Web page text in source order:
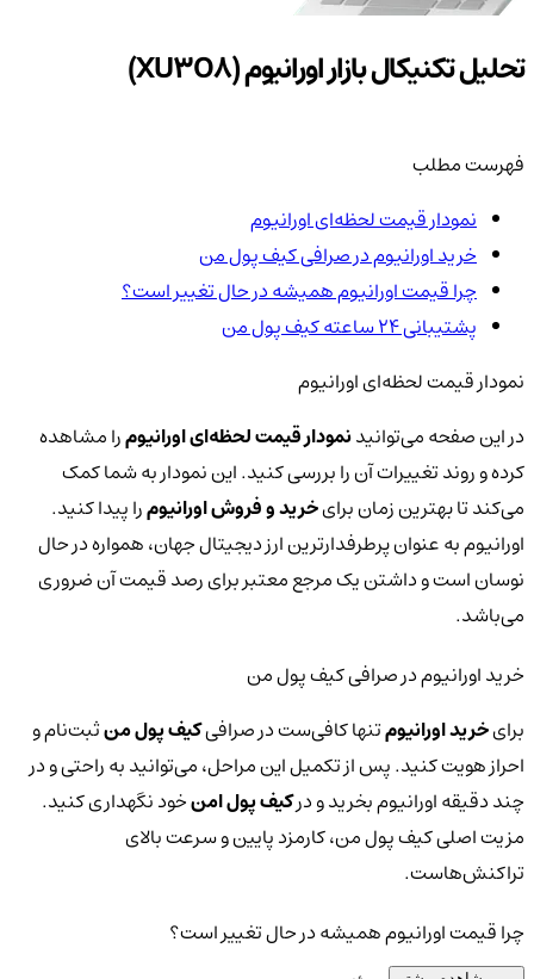
تحلیل تکنیکال بازار اورانیوم (XU3O8)
فهرست مطلب
نمودار قیمت لحظه‌ای اورانیوم
خرید اورانیوم در صرافی کیف پول من
چرا قیمت اورانیوم همیشه در حال تغییر است؟
پشتیبانی ۲۴ ساعته کیف پول من
نمودار قیمت لحظه‌ای اورانیوم
در این صفحه می‌توانیدنمودار قیمت لحظه‌ای اورانیومرا مشاهده
کرده و روند تغییرات آن را بررسی کنید. این نمودار به شما کمک
می‌کند تا بهترین زمان برایخرید و فروش اورانیومرا پیدا کنید.
اورانیوم به عنوان پرطرفدارترین ارز دیجیتال جهان، همواره در حال
نوسان است و داشتن یک مرجع معتبر برای رصد قیمت آن ضروری
می‌باشد.
خرید اورانیوم در صرافی کیف پول من
برایخرید اورانیومتنها کافی‌ست در صرافیکیف پول منثبت‌نام و
احراز هویت کنید. پس از تکمیل این مراحل، می‌توانید به راحتی و در
چند دقیقه اورانیوم بخرید و درکیف پول امنخود نگهداری کنید.
مزیت اصلی کیف پول من، کارمزد پایین و سرعت بالای
تراکنش‌هاست.
چرا قیمت اورانیوم همیشه در حال تغییر است؟